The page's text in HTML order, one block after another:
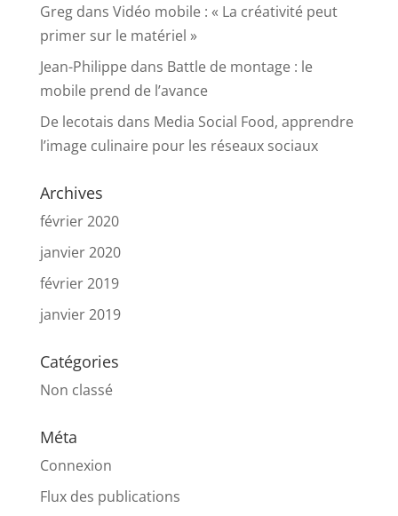
Gregdans Vidéo mobile : « La créativité peut
primer sur le matériel »
Jean-Philippedans Battle de montage : le
mobile prend de l’avance
De lecotais dans Media Social Food, apprendre
l’image culinaire pour les réseaux sociaux
Archives
février 2020
janvier 2020
février 2019
janvier 2019
Catégories
Non classé
Méta
Connexion
Flux des publications